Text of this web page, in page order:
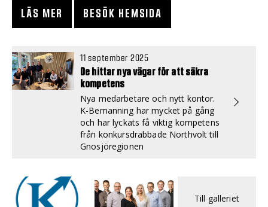
LÄS MER BESÖK HEMSIDA
11 september 2025
De hittar nya vägar för att säkra
kompetens
Nya medarbetare och nytt kontor.
K-Bemanning har mycket på gång
och har lyckats få viktig kompetens
från konkursdrabbade Northvolt till
Gnosjöregionen
Till galleriet